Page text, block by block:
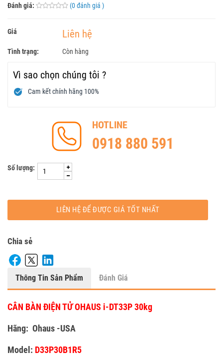
Đánh giá:
(0 đánh giá )
Giá Liên hệ
Tình trạng: Còn hàng
Vì sao chọn chúng tôi ?
Cam kết chính hãng 100%
HOTLINE
0918 880 591
Số lượng:
LIÊN HỆ ĐỂ ĐƯỢC GIÁ TỐT NHẤT
Chia sẻ
Thông Tin Sản Phẩm Đánh Giá
CÂN BÀN ĐIỆN TỬ OHAUS i-DT33P 30kg
Hãng: Ohaus -USA
Model: D33P30B1R5